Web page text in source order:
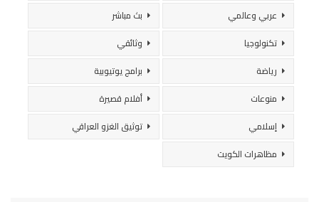
عربي وعالمي
بث مباشر
تكنولوجيا
وثائقي
رياضة
برامج يوتيوبية
منوعات
أفلام قصيرة
إسلامي
توثيق الغزو العراقي
مظاهرات الكويت